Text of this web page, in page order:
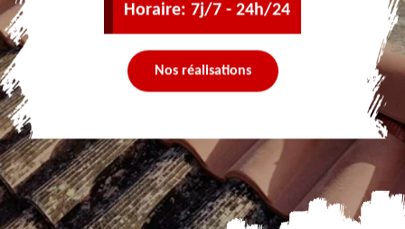
Horaire: 7j/7 - 24h/24
Nos réalisations